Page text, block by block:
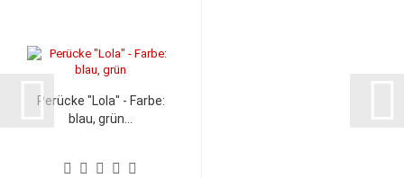
Perücke "Lola" - Farbe:
blau, grün...